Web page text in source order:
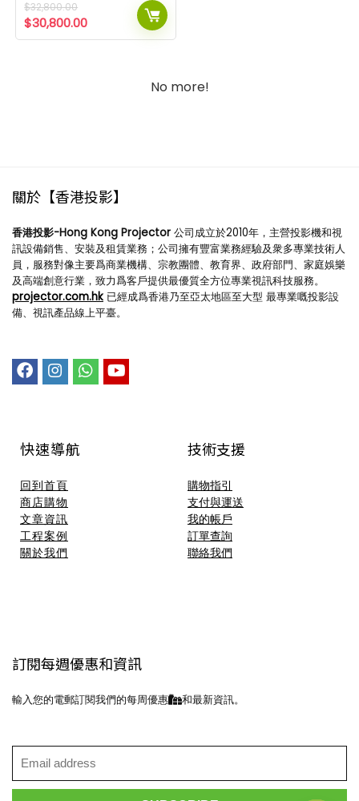
$32,800.00
$30,800.00
No more!
關於【香港投影】
香港投影-Hong Kong Projector 公司成立於2010年，主營投影機和視
訊設備銷售、安裝及租賃業務；公司擁有豐富業務經驗及衆多專業技術人
員，服務對像主要爲商業機構、宗教團體、教育界、政府部門、家庭娛樂
及高端創意行業，致力爲客戶提供最優質全方位專業視訊科技服務。
projector.com.hk 已經成爲香港乃至亞太地區至大型 最專業嘅投影設
備、視訊產品線上平臺。
快速導航
回到首頁
商店購物
文章資訊
工程案例
關於我們
技術支援​
購物指引
支付與運送
我的帳戶
訂單查詢
聯絡我們
訂閱每週優惠和資訊
輸入您的電郵訂閱我們的每周優惠 和最新資訊。